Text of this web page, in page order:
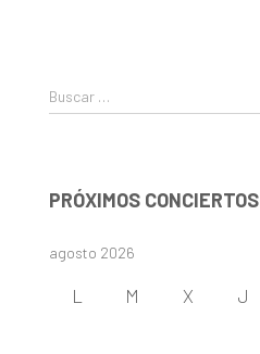
u
r
Buscar …
PRÓXIMOS CONCIERTOS
agosto 2026
L M X J